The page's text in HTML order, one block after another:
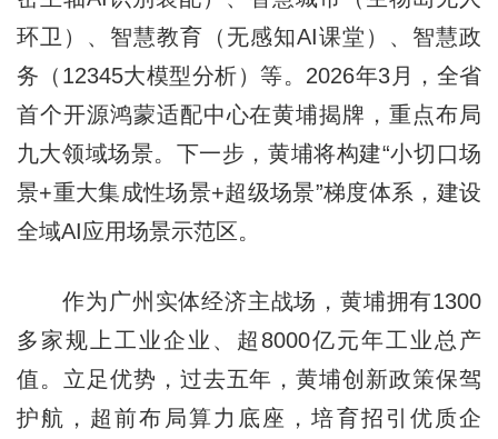
环卫）、智慧教育（无感知AI课堂）、智慧政
务（12345大模型分析）等。2026年3月，全省
首个开源鸿蒙适配中心在黄埔揭牌，重点布局
九大领域场景。下一步，黄埔将构建“小切口场
景+重大集成性场景+超级场景”梯度体系，建设
全域AI应用场景示范区。
作为广州实体经济主战场，黄埔拥有1300
多家规上工业企业、超8000亿元年工业总产
值。立足优势，过去五年，黄埔创新政策保驾
护航，超前布局算力底座，培育招引优质企